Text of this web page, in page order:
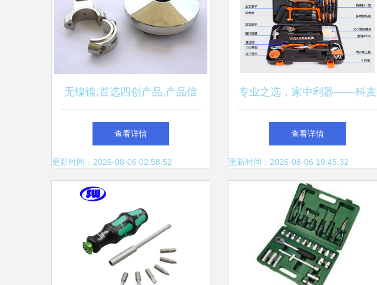
无镍镍,首选四创产品,产品信
誉可靠 东莞市四创五金模具
电镀厂 电镀模具,无镍镍,模具
查看详情
更新时间：2026-08-06 02:58:52
专业之选，家中利器——科麦
斯高档工具箱评测
查看详情
更新时间：2026-08-06 19:45:32